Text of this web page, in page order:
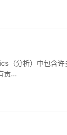
（分析）中包含
贡...